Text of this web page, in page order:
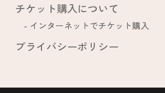
チケット購入について
インターネットでチケット購入
プライバシーポリシー